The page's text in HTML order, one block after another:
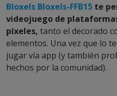
Bloxels Bloxels-FFB15 te
videojuego de
píxeles, tanto el decorado
elementos. Una vez que lo
jugar vía app (y también
hechos por la comunidad).